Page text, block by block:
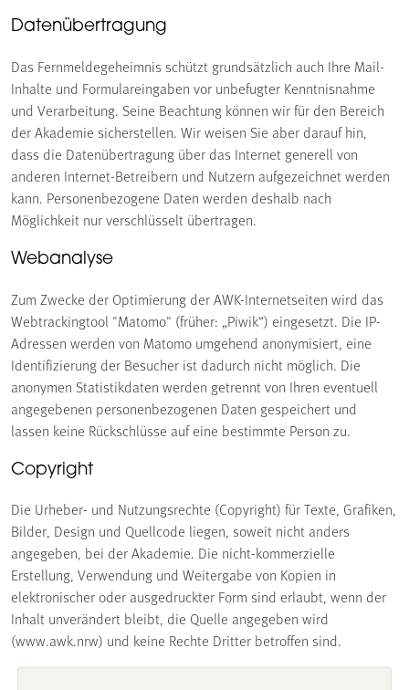
Datenübertragung
Das Fernmeldegeheimnis schützt grundsätzlich auch Ihre Mail-
Inhalte und Formulareingaben vor unbefugter Kenntnisnahme
und Verarbeitung. Seine Beachtung können wir für den Bereich
der Akademie sicherstellen. Wir weisen Sie aber darauf hin,
dass die Datenübertragung über das Internet generell von
anderen Internet-Betreibern und Nutzern aufgezeichnet werden
kann. Personenbezogene Daten werden deshalb nach
Möglichkeit nur verschlüsselt übertragen.
Webanalyse
Zum Zwecke der Optimierung der AWK-Internetseiten wird das
Webtrackingtool "Matomo" (früher: „Piwik“) eingesetzt. Die IP-
Adressen werden von Matomo umgehend anonymisiert, eine
Identifizierung der Besucher ist dadurch nicht möglich. Die
anonymen Statistikdaten werden getrennt von Ihren eventuell
angegebenen personenbezogenen Daten gespeichert und
lassen keine Rückschlüsse auf eine bestimmte Person zu.
Copyright
Die Urheber- und Nutzungsrechte (Copyright) für Texte, Grafiken,
Bilder, Design und Quellcode liegen, soweit nicht anders
angegeben, bei der Akademie. Die nicht-kommerzielle
Erstellung, Verwendung und Weitergabe von Kopien in
elektronischer oder ausgedruckter Form sind erlaubt, wenn der
Inhalt unverändert bleibt, die Quelle angegeben wird
(www.awk.nrw) und keine Rechte Dritter betroffen sind.